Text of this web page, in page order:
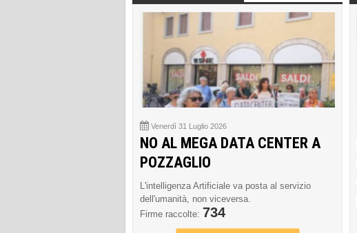
Venerdì 31 Luglio 2026
NO AL MEGA DATA CENTER A
POZZAGLIO
L'intelligenza Artificiale va posta al servizio
dell'umanità, non viceversa.
Firme raccolte: 734